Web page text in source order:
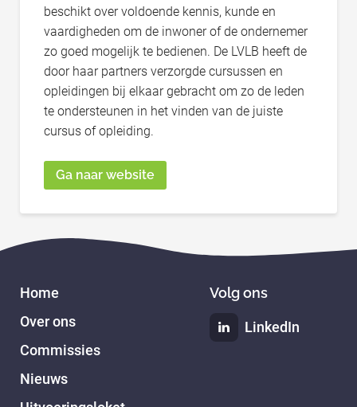
beschikt over voldoende kennis, kunde en
vaardigheden om de inwoner of de ondernemer
zo goed mogelijk te bedienen. De LVLB heeft de
door haar partners verzorgde cursussen en
opleidingen bij elkaar gebracht om zo de leden
te ondersteunen in het vinden van de juiste
cursus of opleiding.
Ga naar website
Home
Over ons
Commissies
Nieuws
Volg ons
LinkedIn